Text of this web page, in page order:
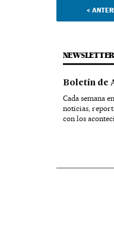
<
Boletín de
Cada semana
noticias,
con los